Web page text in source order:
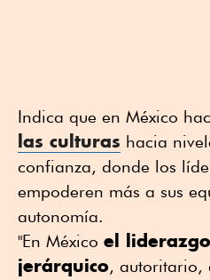
Indica que en México
las culturas hacia
confianza, donde los
empoderen más a sus
autonomía.
"En México el
jerárquico, autoritario,